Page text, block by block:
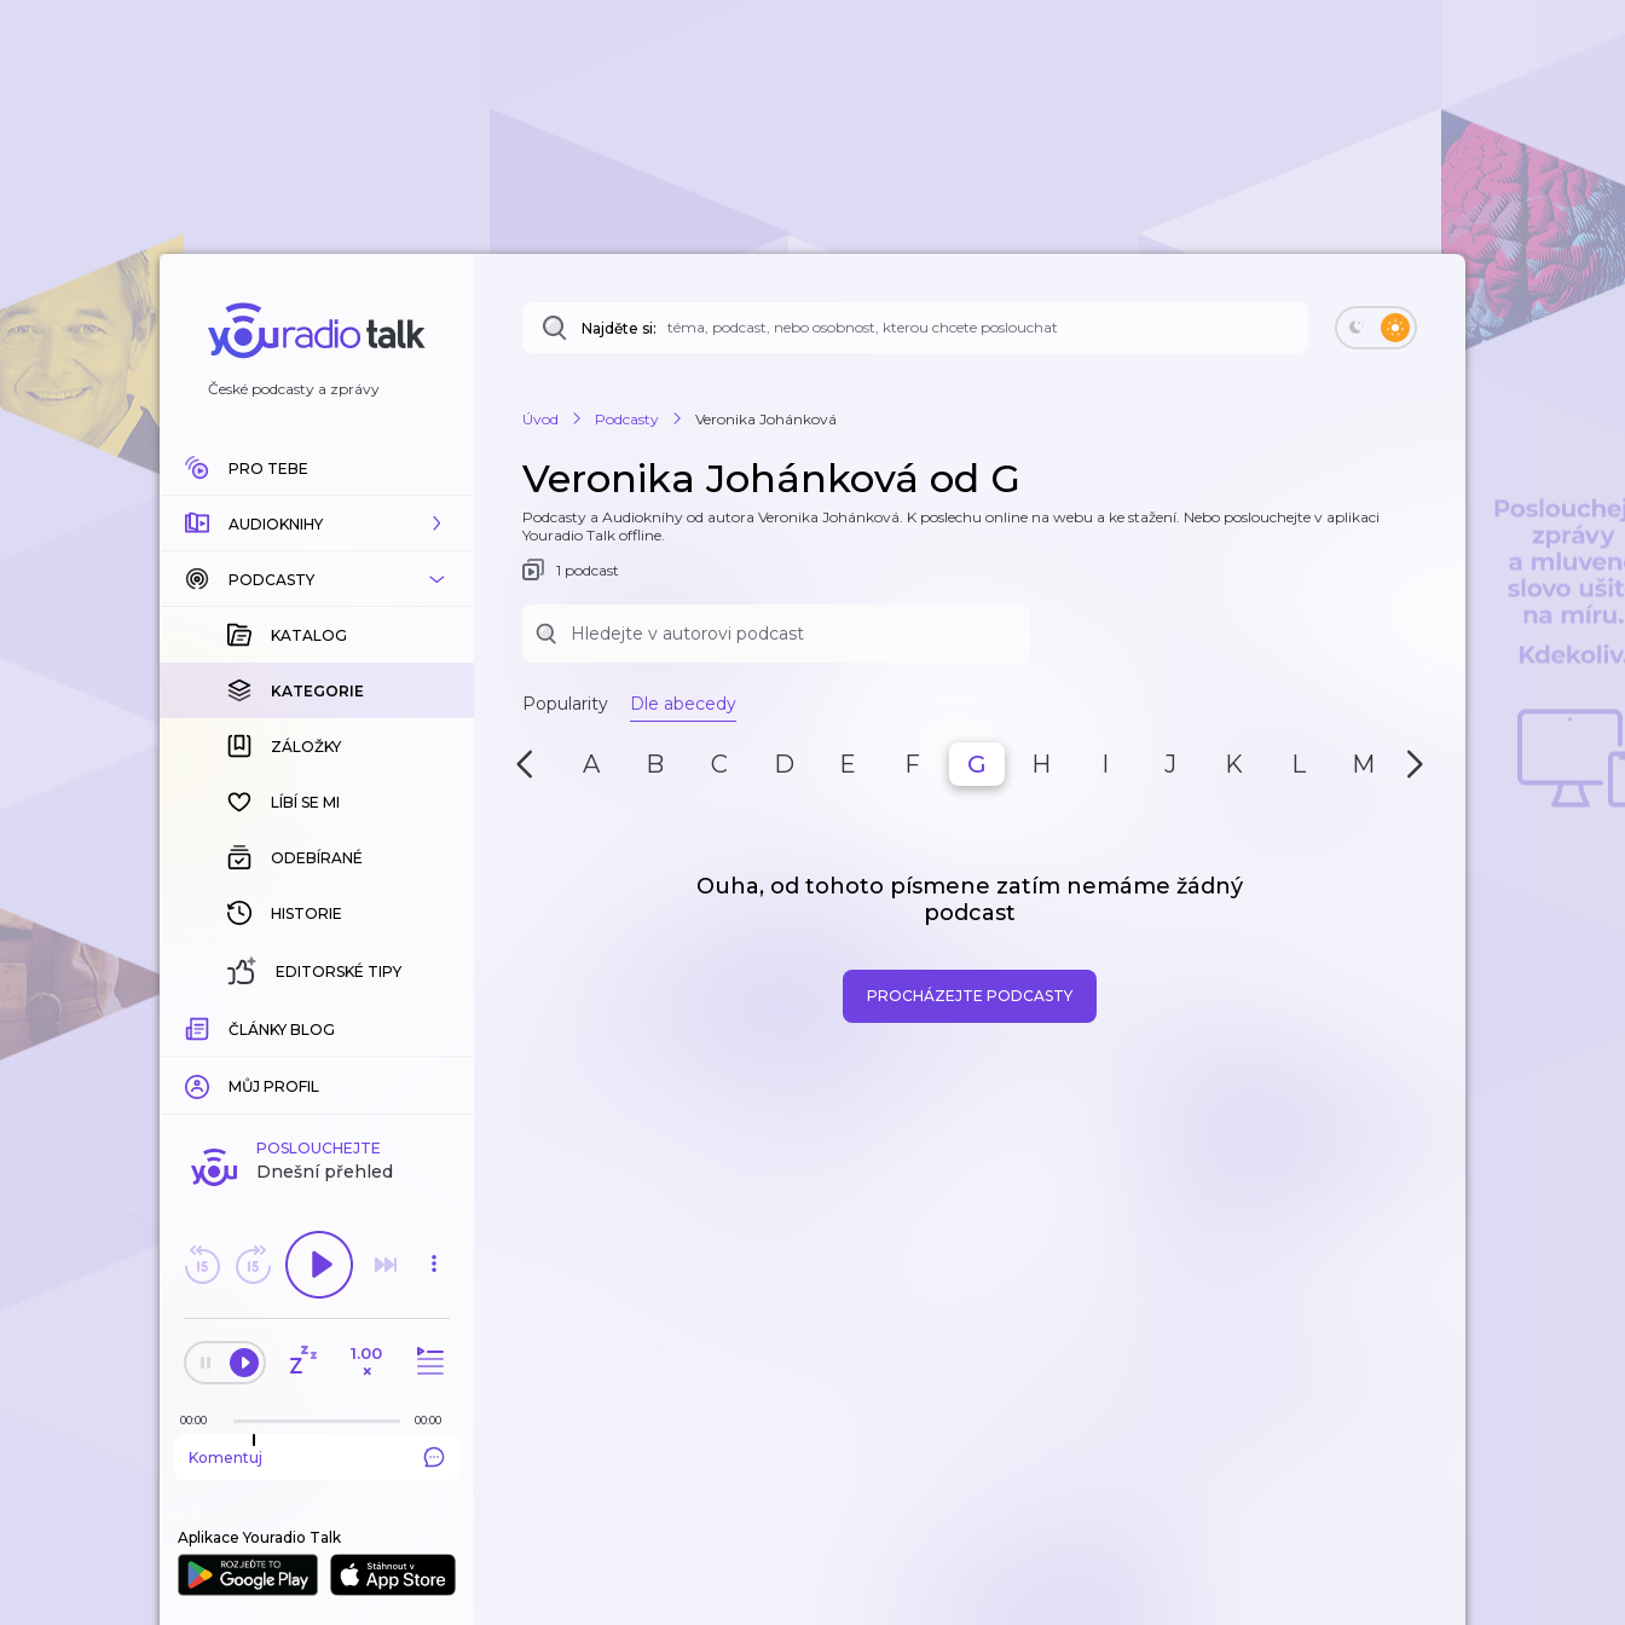
České podcasty a zprávy
PRO TEBE
AUDIOKNIHY
KATALOG
KOUPENÉ
KATEGORIE
ZÁLOŽKY
HISTORIE
PODCASTY
KATALOG
KATEGORIE
ZÁLOŽKY
LÍBÍ SE MI
ODEBÍRANÉ
HISTORIE
EDITORSKÉ TIPY
ČLÁNKY BLOG
MŮJ PROFIL
POSLOUCHEJTE
Dnešní přehled
1.00
×
00:00 00:00
Komentuj
Aplikace Youradio Talk
Najděte si:
Úvod Podcasty Veronika Johánková
Veronika Johánková od G
Podcasty a Audioknihy od autora Veronika Johánková. K poslechu online na webu a ke stažení. Nebo poslouchejte v aplikaci
Youradio Talk offline.
1 podcast
Popularity Dle abecedy
A B C D E F G H I J K L M N
Ouha, od tohoto písmene zatím nemáme žádný
podcast
PROCHÁZEJTE PODCASTY